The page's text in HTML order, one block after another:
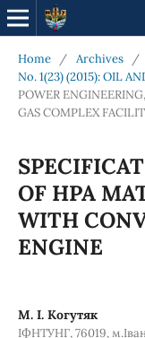
Home / Archives
/
No. 1(23) (2015): OIL
POWER
GAS COMPLEX
OF HPA
WITH
ENGINE
М. І. Когутяк
ІФНТУНГ, 76019,